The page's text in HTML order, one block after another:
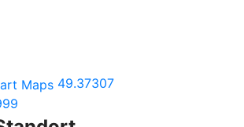
49.37307